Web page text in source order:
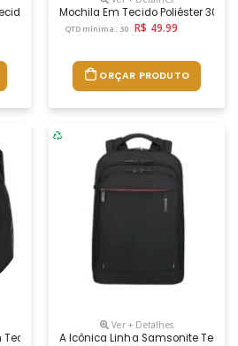
Poliéster 300d E Interior Em 190t.
Mochila Em Tecido Poliéster 300d
QTD mínima: 30 R$ 49.99
ORÇAR PRODUTO
Tecido Poliéster 300d E Interior Em 210d.
Ver + Detalhes
A Icônica Linha Samsonite Tech